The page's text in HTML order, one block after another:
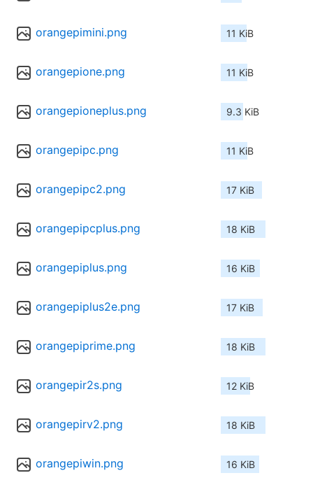
orangepimini.png 11 KiB
orangepione.png 11 KiB
orangepioneplus.png 9.3 KiB
orangepipc.png 11 KiB
orangepipc2.png 17 KiB
orangepipcplus.png 18 KiB
orangepiplus.png 16 KiB
orangepiplus2e.png 17 KiB
orangepiprime.png 18 KiB
orangepir2s.png 12 KiB
orangepirv2.png 18 KiB
orangepiwin.png 16 KiB